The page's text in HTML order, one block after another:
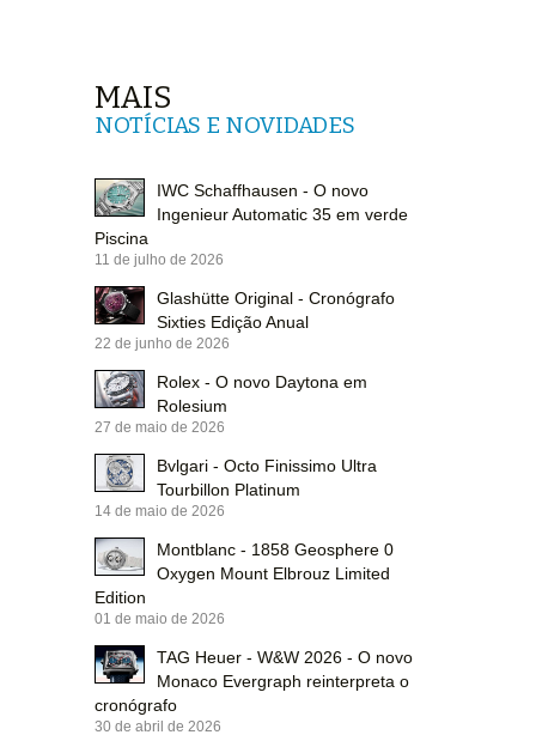
MAIS
NOTÍCIAS E NOVIDADES
IWC Schaffhausen - O novo
Ingenieur Automatic 35 em verde
Piscina
11 de julho de 2026
Glashütte Original - Cronógrafo
Sixties Edição Anual
22 de junho de 2026
Rolex - O novo Daytona em
Rolesium
27 de maio de 2026
Bvlgari - Octo Finissimo Ultra
Tourbillon Platinum
14 de maio de 2026
Montblanc - 1858 Geosphere 0
Oxygen Mount Elbrouz Limited
Edition
01 de maio de 2026
TAG Heuer - W&W 2026 - O novo
Monaco Evergraph reinterpreta o
cronógrafo
30 de abril de 2026